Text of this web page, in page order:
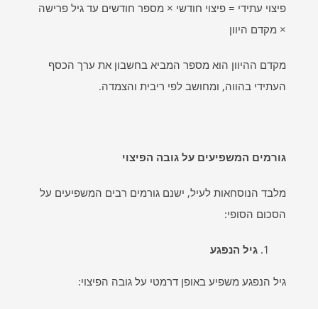
פיצוי עתידי = פיצוי חודשי × מספר חודשים עד גיל פרישה
× מקדם היוון
מקדם ההיוון הוא מספר המביא בחשבון את ערך הכסף
העתידי בהווה, ומחושב לפי ריבית והצמדה.
גורמים המשפיעים על גובה הפיצוי
מלבד הנוסחאות לעיל, ישנם גורמים רבים המשפיעים על
הסכום הסופי:
גיל הנפגע
גיל הנפגע משפיע באופן דרמטי על גובה הפיצוי: